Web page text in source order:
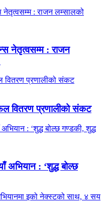
नेतृत्वसम्म : राजन
वितरण प्रणालीको संकट
अभियान : ‘शुद्ध बोल्छ